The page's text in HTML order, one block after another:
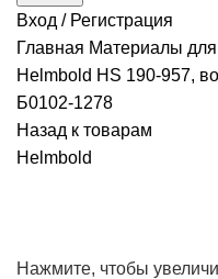
Вход / Регистрация
Главная Материалы
Helmbold HS 190-957,
Б0102-1278
Назад к товарам
Helmbold
Нажмите, чтобы